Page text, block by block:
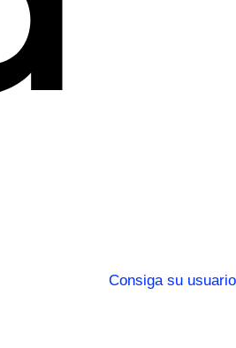
Consiga su usuario